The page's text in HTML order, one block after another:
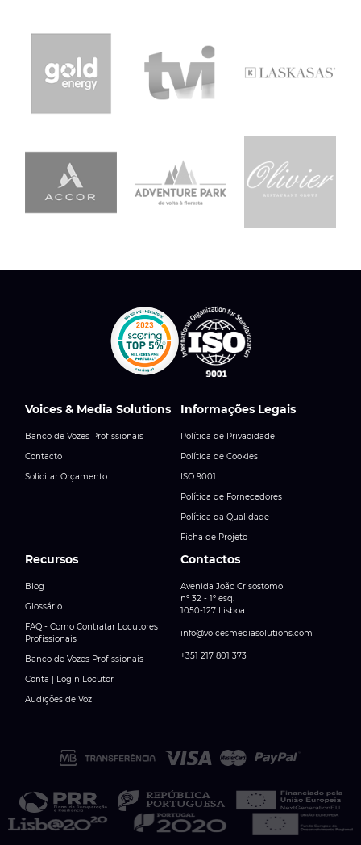
Voices & Media Solutions
Banco de Vozes Profissionais
Contacto
Solicitar Orçamento
Informações Legais
Política de Privacidade
Política de Cookies
ISO 9001
Política de Fornecedores
Política da Qualidade
Ficha de Projeto
Recursos
Blog
Glossário
FAQ - Como Contratar Locutores
Profissionais
Banco de Vozes Profissionais
Conta | Login Locutor
Audições de Voz
Contactos
Avenida João Crisostomo
nº 32 - 1º esq.
1050-127 Lisboa
info@voicesmediasolutions.com
+351 217 801 373